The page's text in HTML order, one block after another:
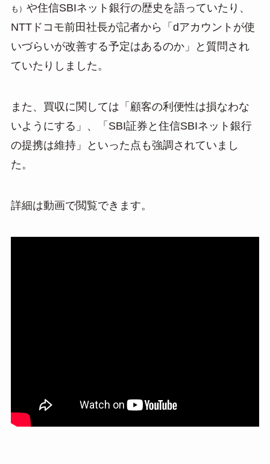
も） や住信SBIネット銀行の歴史を語っていたり、
NTTドコモ前田社長が記者から「dアカウントが使
いづらいが改善する予定はあるのか」と質問され
ていたりしました。
また、買収に関しては「顧客の利便性は損なわな
いようにする」、「SBI証券と住信SBIネット銀行
の提携は維持」といった点も強調されていまし
た。
詳細は動画で閲覧できます。